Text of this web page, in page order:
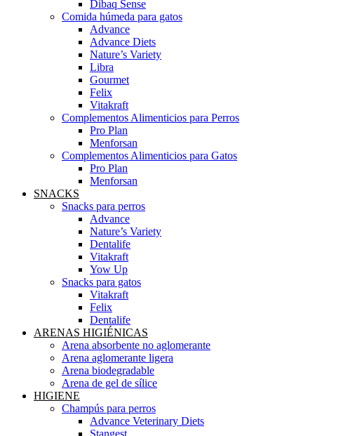
Dibaq Sense
Comida húmeda para gatos
Advance
Advance Diets
Nature’s Variety
Libra
Gourmet
Felix
Vitakraft
Complementos Alimenticios para Perros
Pro Plan
Menforsan
Complementos Alimenticios para Gatos
Pro Plan
Menforsan
SNACKS
Snacks para perros
Advance
Nature’s Variety
Dentalife
Vitakraft
Yow Up
Snacks para gatos
Vitakraft
Felix
Dentalife
ARENAS HIGIÉNICAS
Arena absorbente no aglomerante
Arena aglomerante ligera
Arena biodegradable
Arena de gel de sílice
HIGIENE
Champús para perros
Advance Veterinary Diets
Stangest